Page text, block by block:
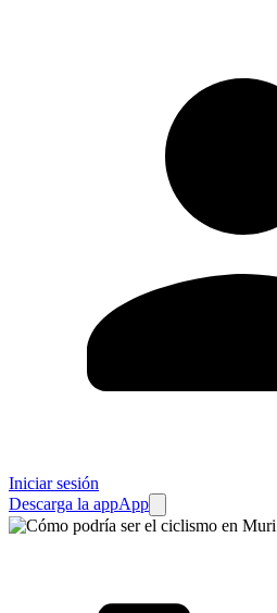
Iniciar sesión
Descarga la appApp